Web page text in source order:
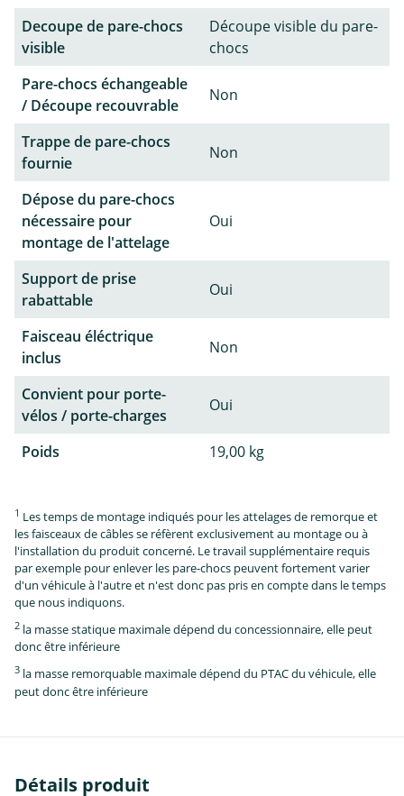
Decoupe de pare-chocs
visible
Découpe visible du pare-
chocs
Pare-chocs échangeable
/ Découpe recouvrable
Non
Trappe de pare-chocs
fournie
Non
Dépose du pare-chocs
nécessaire pour
montage de l'attelage
Oui
Support de prise
rabattable
Oui
Faisceau éléctrique
inclus
Non
Convient pour porte-
vélos / porte-charges
Oui
Poids 19,00 kg
1 Les temps de montage indiqués pour les attelages de remorque et
les faisceaux de câbles se réfèrent exclusivement au montage ou à
l'installation du produit concerné. Le travail supplémentaire requis
par exemple pour enlever les pare-chocs peuvent fortement varier
d'un véhicule à l'autre et n'est donc pas pris en compte dans le temps
que nous indiquons.
2 la masse statique maximale dépend du concessionnaire, elle peut
donc être inférieure
3 la masse remorquable maximale dépend du PTAC du véhicule, elle
peut donc être inférieure
Détails produit